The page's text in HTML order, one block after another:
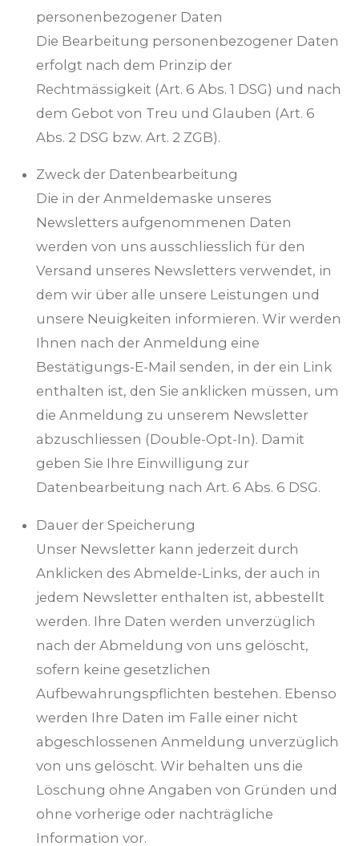
personenbezogener Daten
Die Bearbeitung personenbezogener Daten
erfolgt nach dem Prinzip der
Rechtmässigkeit (Art. 6 Abs. 1 DSG) und nach
dem Gebot von Treu und Glauben (Art. 6
Abs. 2 DSG bzw. Art. 2 ZGB).
Zweck der Datenbearbeitung
Die in der Anmeldemaske unseres
Newsletters aufgenommenen Daten
werden von uns ausschliesslich für den
Versand unseres Newsletters verwendet, in
dem wir über alle unsere Leistungen und
unsere Neuigkeiten informieren. Wir werden
Ihnen nach der Anmeldung eine
Bestätigungs-E-Mail senden, in der ein Link
enthalten ist, den Sie anklicken müssen, um
die Anmeldung zu unserem Newsletter
abzuschliessen (Double-Opt-In). Damit
geben Sie Ihre Einwilligung zur
Datenbearbeitung nach Art. 6 Abs. 6 DSG.
Dauer der Speicherung
Unser Newsletter kann jederzeit durch
Anklicken des Abmelde-Links, der auch in
jedem Newsletter enthalten ist, abbestellt
werden. Ihre Daten werden unverzüglich
nach der Abmeldung von uns gelöscht,
sofern keine gesetzlichen
Aufbewahrungspflichten bestehen. Ebenso
werden Ihre Daten im Falle einer nicht
abgeschlossenen Anmeldung unverzüglich
von uns gelöscht. Wir behalten uns die
Löschung ohne Angaben von Gründen und
ohne vorherige oder nachträgliche
Information vor.